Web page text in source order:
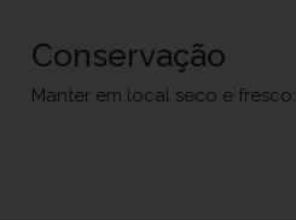
Conservação
Manter em local seco e fresco.